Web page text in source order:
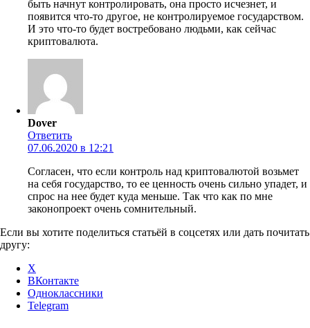
быть начнут контролировать, она просто исчезнет, и
появится что-то другое, не контролируемое государством.
И это что-то будет востребовано людьми, как сейчас
криптовалюта.
Dover
Ответить
07.06.2020 в 12:21
Согласен, что если контроль над криптовалютой возьмет
на себя государство, то ее ценность очень сильно упадет, и
спрос на нее будет куда меньше. Так что как по мне
законопроект очень сомнительный.
Если вы хотите поделиться статьёй в соцсетях или дать почитать
другу:
X
ВКонтакте
Одноклассники
Telegram